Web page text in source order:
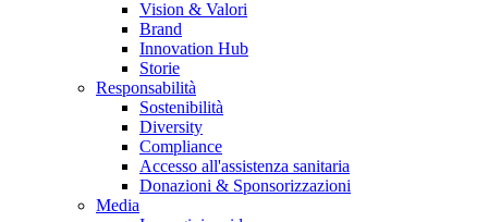
Vision & Valori
Brand
Innovation Hub
Storie
Responsabilità
Sostenibilità
Diversity
Compliance
Accesso all'assistenza sanitaria
Donazioni & Sponsorizzazioni
Media